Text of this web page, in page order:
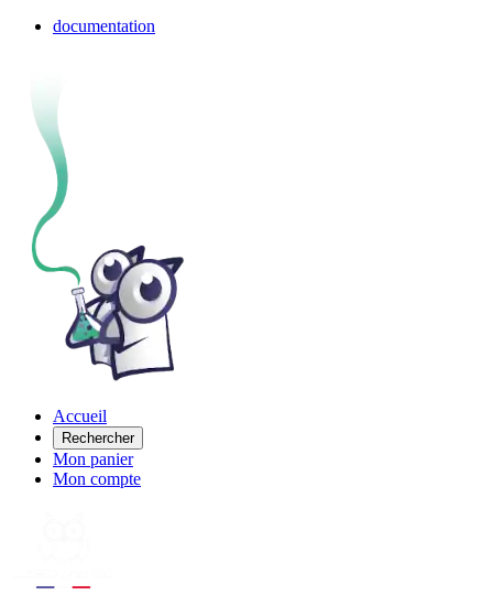
documentation
Accueil
Rechercher
Mon panier
Mon compte